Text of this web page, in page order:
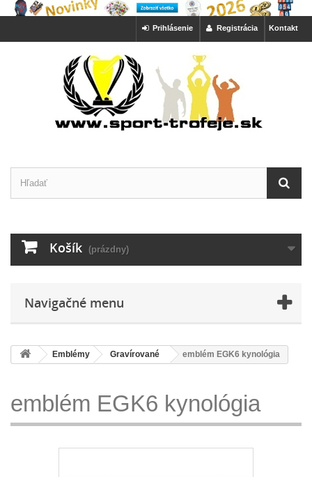
Kontakt
Registrácia
Prihlásenie
Košík (prázdny)
Navigačné menu
Emblémy Gravírované emblém EGK6 kynológia
emblém EGK6 kynológia